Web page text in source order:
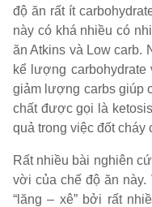
độ ăn rất ít
này có khá nhiều có
ăn Atkins và Low carb.
kể lượng carbohydrate
giảm lượng carbs giúp
chất được gọi là
quả trong việc đốt
Rất nhiều bài nghiên
vời của chế độ ăn này.
“lăng – xê” bởi rất